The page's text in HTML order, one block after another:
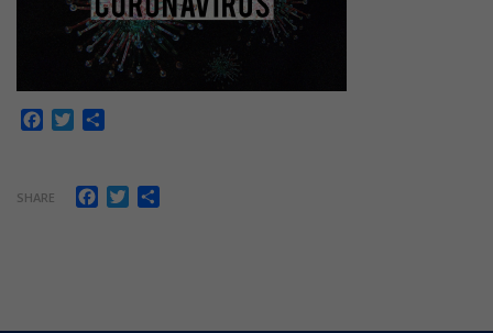
Facebook
Twitter
SHARE Facebook
Twitter